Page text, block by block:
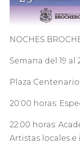
NOCHES
Semana del 19 al
Plaza Centenario.
20:00 horas:
22:00 horas:
Artistas locales